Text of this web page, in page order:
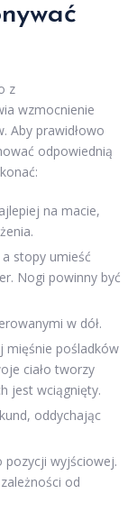
z
wzmocnienie
Aby prawidłowo
odpowiednią
na macie,
stopy umieść
Nogi powinny być
w dół.
mięśnie pośladków
ciało tworzy
jest wciągnięty.
oddychając
pozycji wyjściowej.
od